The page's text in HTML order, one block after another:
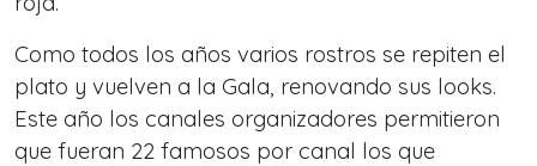
Como todos los años varios rostros se repiten el
plato y vuelven a la Gala, renovando sus looks.
Este año los canales organizadores permitieron
que fueran 22 famosos por canal los que